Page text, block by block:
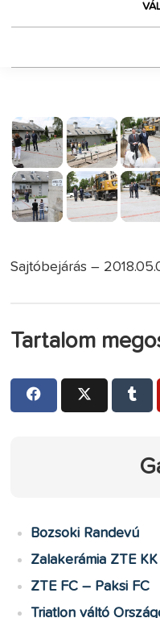
Sajtóbejárás –
Tartalom
Bozsoki Randevú
Zalakerámia ZTE
ZTE FC – Paksi FC
Triatlon váltó